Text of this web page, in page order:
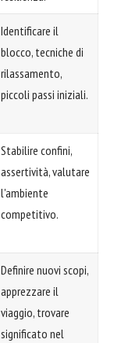
Identificare il
blocco, tecniche di
rilassamento,
piccoli passi iniziali.
Stabilire confini,
assertività, valutare
l'ambiente
competitivo.
Definire nuovi scopi,
apprezzare il
viaggio, trovare
significato nel